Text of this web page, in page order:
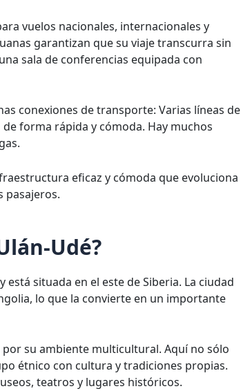
vuelos nacionales, internacionales y
garantizan que su viaje transcurra sin
sala de conferencias equipada con
conexiones de transporte: Varias líneas de
forma rápida y cómoda. Hay muchos
eficaz y cómoda que evoluciona
pasajeros.
Udé?
situada en el este de Siberia. La ciudad
lo que la convierte en un importante
su ambiente multicultural. Aquí no sólo
étnico con cultura y tradiciones propias.
teatros y lugares históricos.